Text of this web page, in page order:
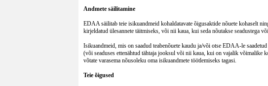
Andmete säilitamine
EDAA säilitab teie isikuandmeid kohaldatavate õigusaktide nõuete kohaselt
kirjeldatud ülesannete täitmiseks, või nii kaua, kui seda nõutakse seadustega
Isikuandmeid, mis on saadud teabenõuete kaudu ja/või otse EDAA-le
(või seaduses ettenähtud tähtaja jooksul või nii kaua, kui on vajalik võimalike
võtate varasema nõusoleku oma isikuandmete töötlemiseks tagasi.
Teie õigused